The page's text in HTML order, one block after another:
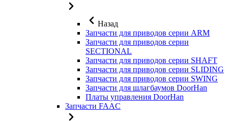
Назад
Запчасти для приводов серии ARM
Запчасти для приводов серии
SECTIONAL
Запчасти для приводов серии SHAFT
Запчасти для приводов серии SLIDING
Запчасти для приводов серии SWING
Запчасти для шлагбаумов DoorHan
Платы управления DoorHan
Запчасти FAAC